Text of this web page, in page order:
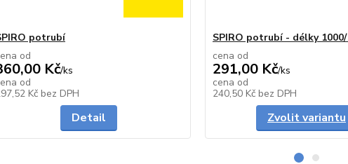
potrubí
od
Kč/ks
od
Kč bez DPH
Detail
SPIRO potrubí - délky 1000/
cena od
291,00 Kč/ks
cena od
240,50 Kč bez DPH
Zvolit variantu